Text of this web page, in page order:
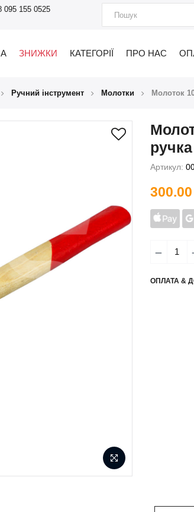
095 155 0525
ЗНИЖКИ КАТЕГОРІЇ ПРО НАС
Ручний інструмент Молотки Молоток
Артикул:
ОПЛАТА &